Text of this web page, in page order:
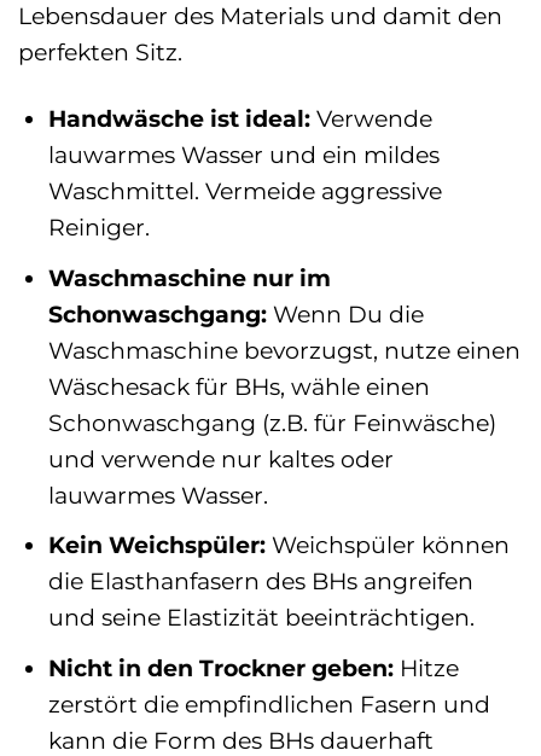
Lebensdauer des Materials und damit den
perfekten Sitz.
Handwäsche ist ideal:Verwende
lauwarmes Wasser und ein mildes
Waschmittel. Vermeide aggressive
Reiniger.
Waschmaschine nur im
Schonwaschgang:Wenn Du die
Waschmaschine bevorzugst, nutze einen
Wäschesack für BHs, wähle einen
Schonwaschgang (z.B. für Feinwäsche)
und verwende nur kaltes oder
lauwarmes Wasser.
Kein Weichspüler:Weichspüler können
die Elasthanfasern des BHs angreifen
und seine Elastizität beeinträchtigen.
Nicht in den Trockner geben:Hitze
zerstört die empfindlichen Fasern und
kann die Form des BHs dauerhaft